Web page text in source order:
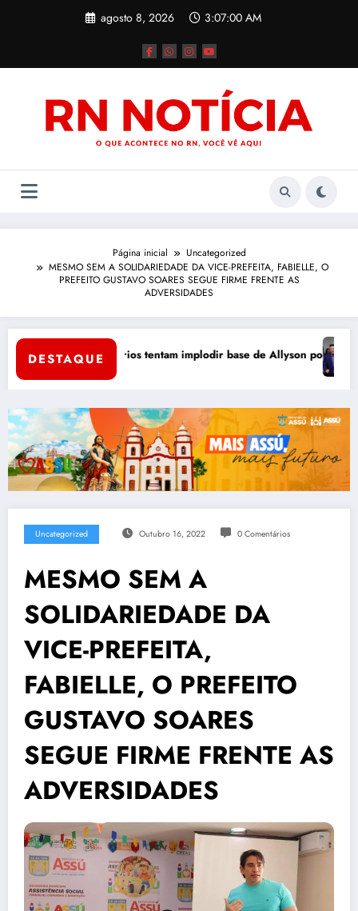
agosto 8, 2026 3:07:01 AM
Página inicial
Uncategorized
MESMO SEM A SOLIDARIEDADE DA VICE-PREFEITA, FABIELLE, O
PREFEITO GUSTAVO SOARES SEGUE FIRME FRENTE AS
ADVERSIDADES
DESTAQUE
bruto: adversários tentam implodir base de Allyson por dentro
Uncategorized Outubro 16, 2022 0 Comentários
MESMO SEM A
SOLIDARIEDADE DA
VICE-PREFEITA,
FABIELLE, O PREFEITO
GUSTAVO SOARES
SEGUE FIRME FRENTE AS
ADVERSIDADES